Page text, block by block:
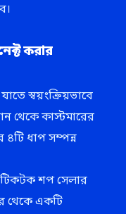
করার
স্বয়ংক্রিয়ভাবে
থেকে কাস্টমারের
৪টি ধাপ সম্পন্ন
টিকটক শপ সেলার
থেকে একটি